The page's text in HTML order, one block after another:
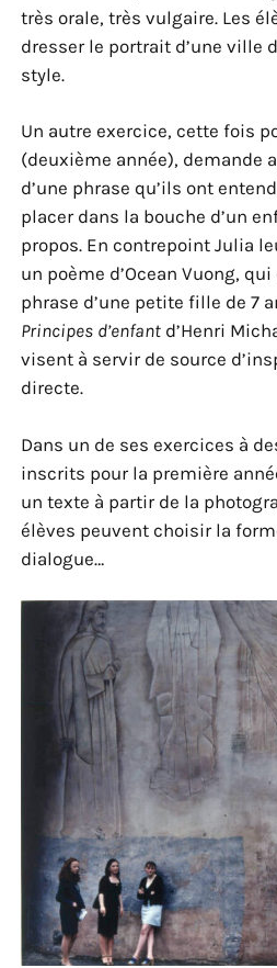
très orale, très vulgaire. Les
dresser le portrait d’une ville
style.
Un autre exercice, cette fois
(deuxième année), demande
d’une phrase qu’ils ont
placer dans la bouche d’un
propos. En contrepoint Julia
un poème d’Ocean Vuong,
phrase d’une petite fille de 7
Principes d’enfant d’Henri
visent à servir de source
directe.
Dans un de ses exercices à
inscrits pour la première
un texte à partir de la
élèves peuvent choisir la
dialogue…